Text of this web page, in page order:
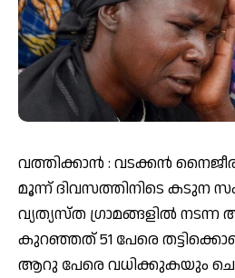
വത്തിക്കാൻ : വടക്കൻ
മൂന്ന് ദിവസത്തിനിടെ കടുന
വ്യത്യസ്ത ഗ്രാമങ്ങളിൽ
കുറഞ്ഞത് 51 പേരെ
ആറു പേരെ വധിക്കുകയും